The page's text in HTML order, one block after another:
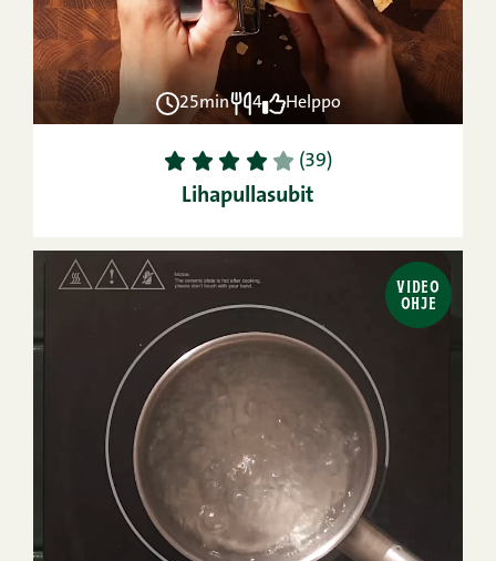
25min 4 Helppo
1 2 3 4 5 (39)
Lihapullasubit
VIDEO
OHJE